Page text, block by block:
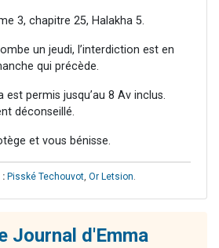
3, chapitre 25, Halakha 5.
un jeudi, l’interdiction est en
qui précède.
est permis jusqu’au 8 Av inclus.
déconseillé.
et vous bénisse.
: Pisské Techouvot, Or Letsion.
Journal d'Emma